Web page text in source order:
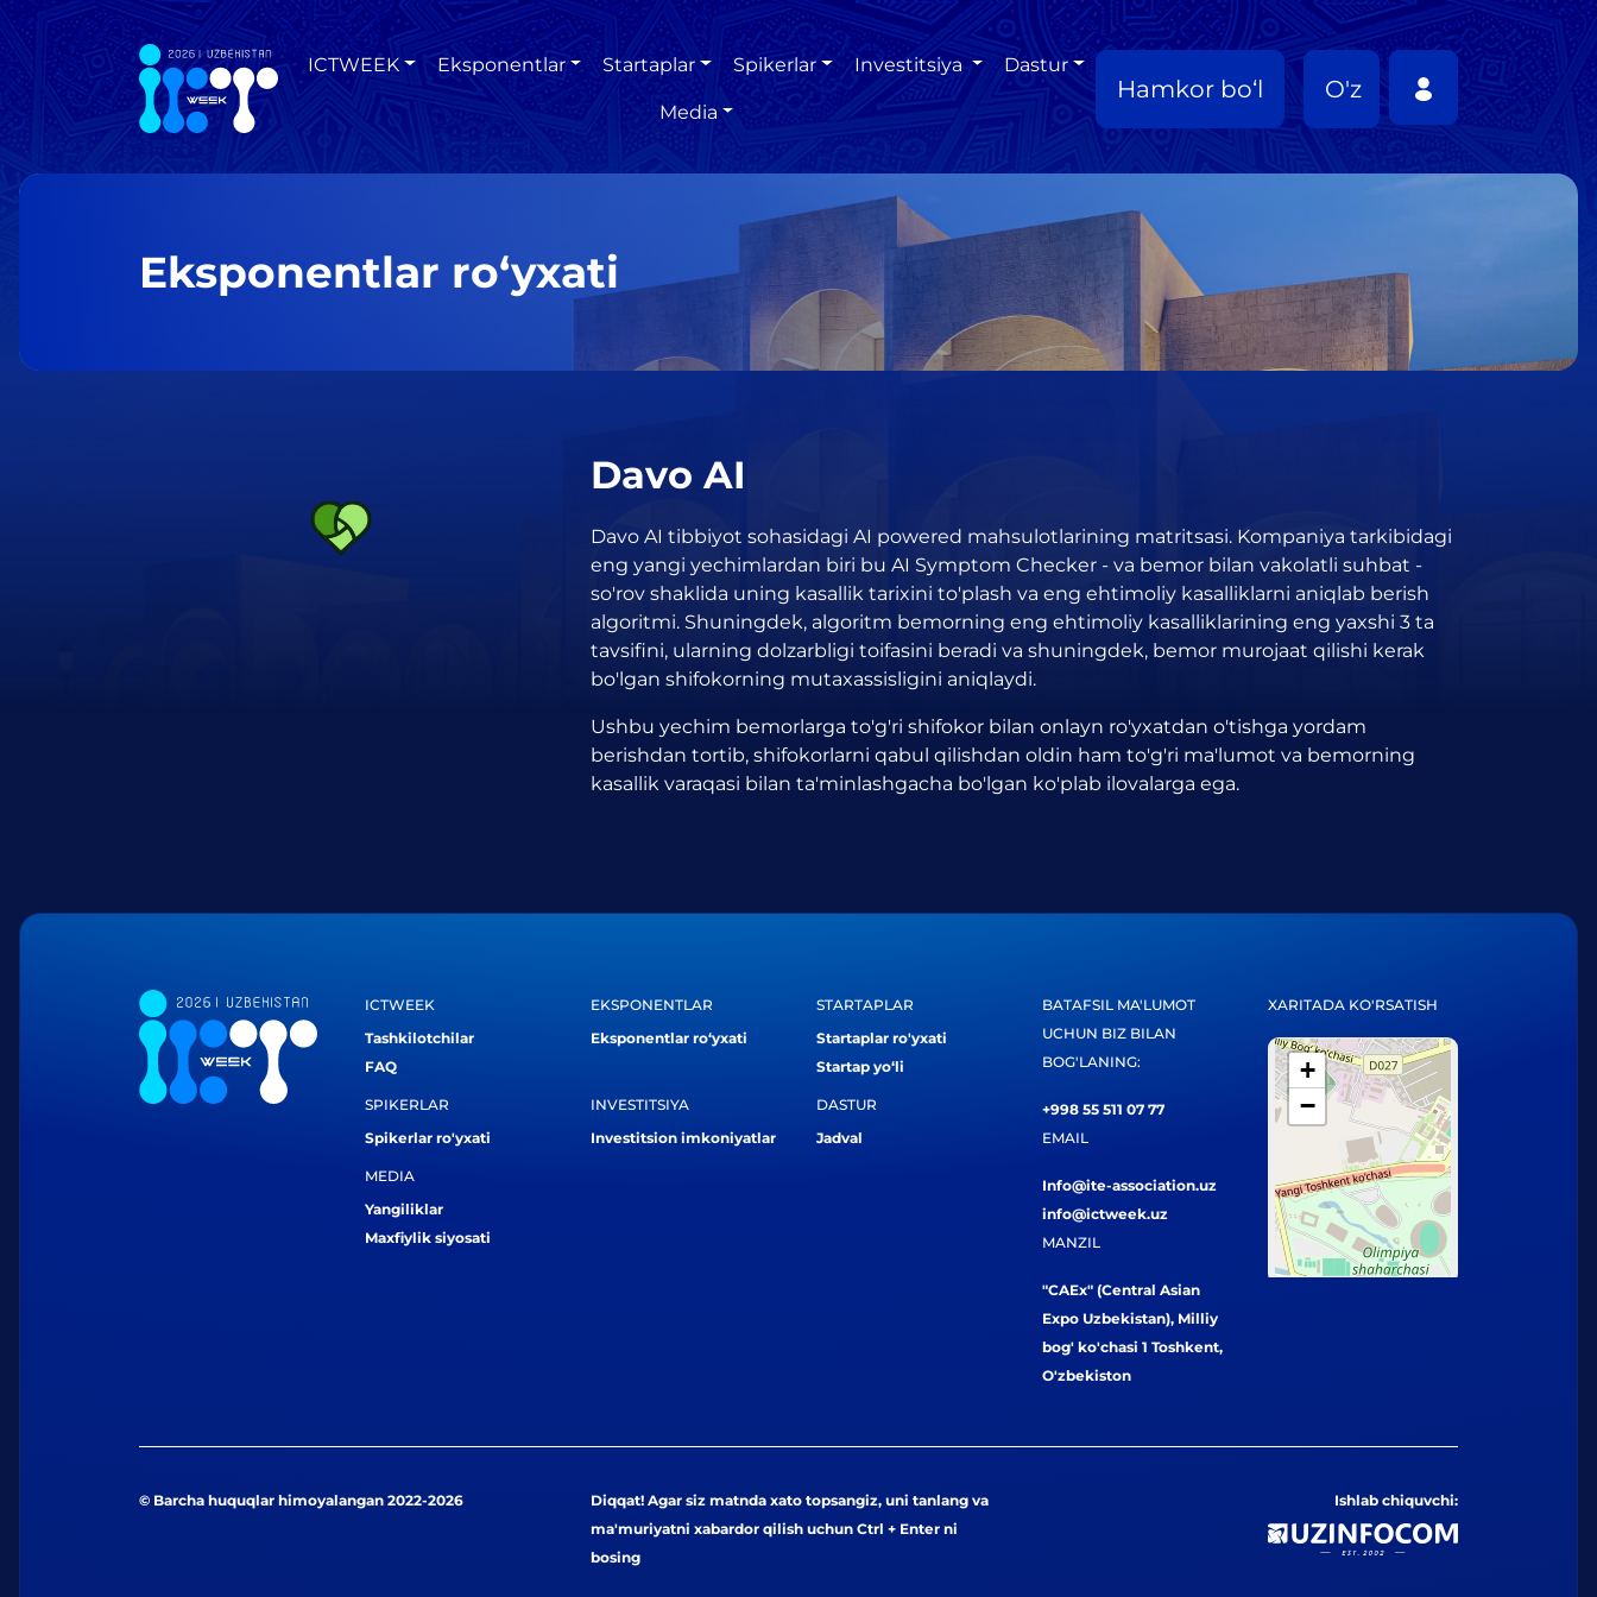
ICTWEEK Eksponentlar Startaplar Spikerlar Investitsiya Dastur
Media
Hamkor bo‘l O'z
Eksponentlar ro‘yxati
Davo AI
Davo AI tibbiyot sohasidagi AI powered mahsulotlarining matritsasi. Kompaniya tarkibidagi
eng yangi yechimlardan biri bu AI Symptom Checker - va bemor bilan vakolatli suhbat -
so'rov shaklida uning kasallik tarixini to'plash va eng ehtimoliy kasalliklarni aniqlab berish
algoritmi. Shuningdek, algoritm bemorning eng ehtimoliy kasalliklarining eng yaxshi 3 ta
tavsifini, ularning dolzarbligi toifasini beradi va shuningdek, bemor murojaat qilishi kerak
bo'lgan shifokorning mutaxassisligini aniqlaydi.
Ushbu yechim bemorlarga to'g'ri shifokor bilan onlayn ro'yxatdan o'tishga yordam
berishdan tortib, shifokorlarni qabul qilishdan oldin ham to'g'ri ma'lumot va bemorning
kasallik varaqasi bilan ta'minlashgacha bo'lgan ko'plab ilovalarga ega.
ICTWEEK
Tashkilotchilar
FAQ
EKSPONENTLAR
Eksponentlar ro‘yxati
STARTAPLAR
Startaplar ro'yxati
Startap yo‘li
SPIKERLAR
Spikerlar ro'yxati
INVESTITSIYA
Investitsion imkoniyatlar
DASTUR
Jadval
MEDIA
Yangiliklar
Maxfiylik siyosati
BATAFSIL MA'LUMOT
UCHUN BIZ BILAN
BOG'LANING:
+998 55 511 07 77
EMAIL
Info@ite-association.uz
info@ictweek.uz
MANZIL
"CAEx" (Central Asian
Expo Uzbekistan), Milliy
bog' ko'chasi 1 Toshkent,
O'zbekiston
XARITADA KO'RSATISH
+
−
© Barcha huquqlar himoyalangan 2022-2026
Diqqat! Agar siz matnda xato topsangiz, uni tanlang va
ma'muriyatni xabardor qilish uchun Ctrl + Enter ni
bosing
Ishlab chiquvchi: